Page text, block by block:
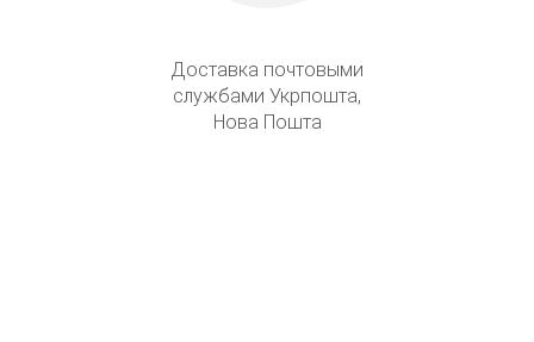
Доставка почтовыми
службами Укрпошта,
Нова Пошта